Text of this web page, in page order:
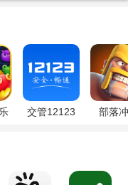
交管12123 部落